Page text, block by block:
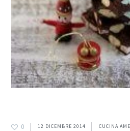
0 12 DICEMBRE 2014 CUCINA